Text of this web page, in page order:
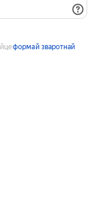
формай зваротнай